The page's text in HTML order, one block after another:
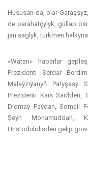
Hususan-da, olar
de parahatçylyk, gülläp
jan saglyk, türkmen
«Watan» habarlar
Prezidenti Serdar
Malaýziýanyň Patyşasy
Prezidenti Kais Saidden,
Diomaý Faýdan, Somali
Şeýh Mohamuddan,
Hristodulidisden gelip